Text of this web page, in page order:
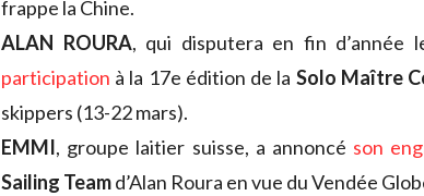
frappe la Chine.
ALAN ROURA, qui disputera en fin d’année
participation à la 17e édition de la Solo Maître
skippers (13-22 mars).
EMMI, groupe laitier suisse, a annoncé son
Sailing Teamd’Alan Roura en vue du Vendée